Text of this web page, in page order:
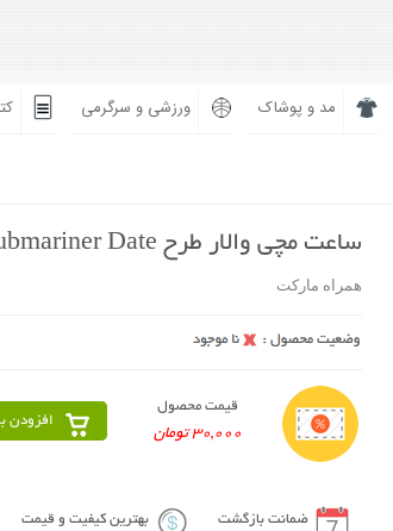
مد و پوشاک ورزشی و سرگرمی
ساعت مچی والار طرح Submariner Date همراه مارکت
همراه مارکت
قیمت محصول
30,000 تومان
افزودن
ضمانت بازگشت بهترین کیفیت و قیمت